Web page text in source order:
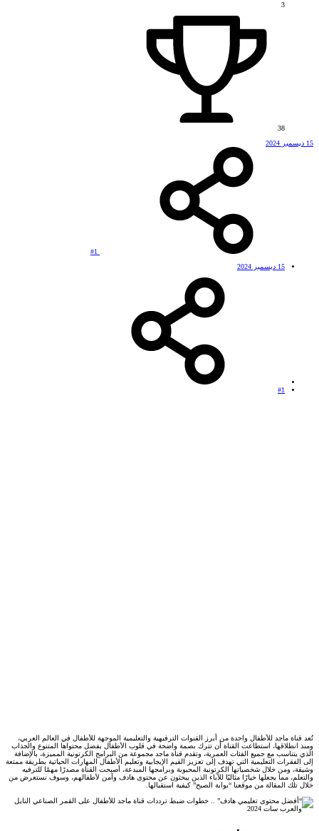
3
38
15 ديسمبر 2024
#1
15 ديسمبر 2024
#1
تُعد قناة ماجد للأطفال واحدة من أبرز القنوات الترفيهية والتعليمية الموجهة للأطفال في العالم العربي،
ومنذ انطلاقها، استطاعت القناة أن تترك بصمة واضحة في قلوب الأطفال بفضل محتواها المتنوع والجذاب
الذي يتناسب مع جميع الفئات العمرية، وتقدم قناة ماجد مجموعة من البرامج الكرتونية المميزة، بالإضافة
إلى الفقرات التعليمية التي تهدف إلى تعزيز القيم الإيجابية وتعليم الأطفال المهارات الحياتية بطريقة ممتعة
وشيقة، ومن خلال شخصياتها الكرتونية المحبوبة وبرامجها المبدعة، أصبحت القناة مصدرًا مهمًا للترفيه
والتعلم، مما يجعلها خيارًا مثاليًا للآباء الذين يبحثون عن محتوى هادف وآمن لأطفالهم، وسوف نستعرض من
خلال تلك المقالة من موقعنا “بوابة الصبح” كيفية استقبالها.